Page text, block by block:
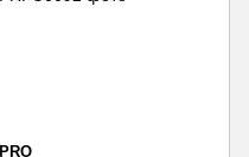
PRO